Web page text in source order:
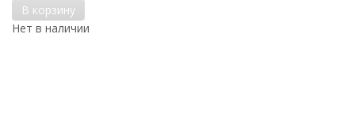
В корзину
Нет в наличии